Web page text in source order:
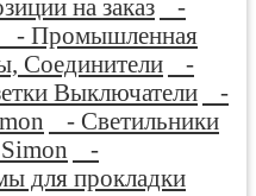
на заказ
-
- Промышленная
Соединители
-
Выключатели
-
- Светильники
-
для прокладки